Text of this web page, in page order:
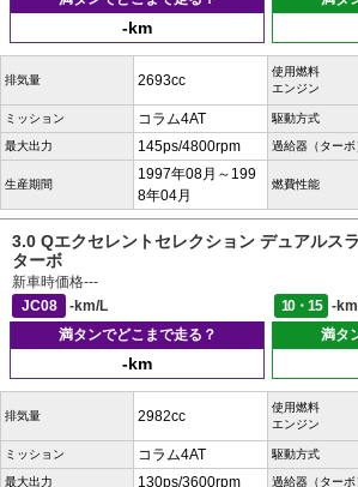
-km
排気量 2693cc
使用燃料
エンジン
ミッション コラム4AT 駆動方式
最大出力 145ps/4800rpm 過給器（ターボ
生産期間
1997年08月～199
8年04月
燃費性能
3.0 Qエクセレントセレクション デュアルス
ターボ
新車時価格---
JC08
-km/L 10・15
-
満タンでどこまで走る？
-km
満タ
排気量 2982cc
使用燃料
エンジン
ミッション コラム4AT 駆動方式
最大出力 130ps/3600rpm 過給器（ターボ